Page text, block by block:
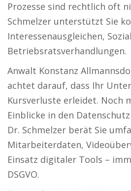
Prozesse sind rechtlich oft
Schmelzer unterstützt Sie
Interessenausgleichen,
Betriebsratsverhandlungen.
Anwalt Konstanz
achtet darauf, dass Ihr
Kursverluste erleidet. Noch
Einblicke in den
Dr. Schmelzer berät Sie
Mitarbeiterdaten,
Einsatz digitaler Tools –
DSGVO.